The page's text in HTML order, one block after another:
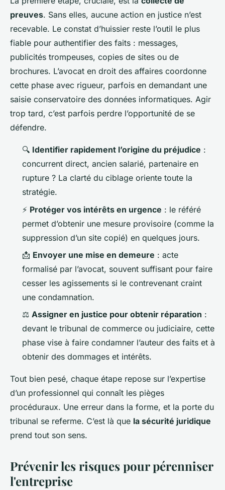
preuves. Sans elles, aucune action en justice n’est
recevable. Le constat d’huissier reste l’outil le plus
fiable pour authentifier des faits : messages,
publicités trompeuses, copies de sites ou de
brochures. L’avocat en droit des affaires coordonne
cette phase avec rigueur, parfois en demandant une
saisie conservatoire des données informatiques. Agir
trop tard, c’est parfois perdre l’opportunité de se
défendre.
🔍 Identifier rapidement l’origine du préjudice :
concurrent direct, ancien salarié, partenaire en
rupture ? La clarté du ciblage oriente toute la
stratégie.
⚡ Protéger vos intérêts en urgence : le référé
permet d’obtenir une mesure provisoire (comme la
suppression d’un site copié) en quelques jours.
📩 Envoyer une mise en demeure : acte
formalisé par l’avocat, souvent suffisant pour faire
cesser les agissements si le contrevenant craint
une condamnation.
⚖️ Assigner en justice pour obtenir réparation :
devant le tribunal de commerce ou judiciaire, cette
phase vise à faire condamner l’auteur des faits et à
obtenir des dommages et intérêts.
Tout bien pesé, chaque étape repose sur l’expertise
d’un professionnel qui connaît les pièges
procéduraux. Une erreur dans la forme, et la porte du
tribunal se referme. C’est là que la sécurité juridique
prend tout son sens.
Prévenir les risques pour pérenniser
l'entreprise